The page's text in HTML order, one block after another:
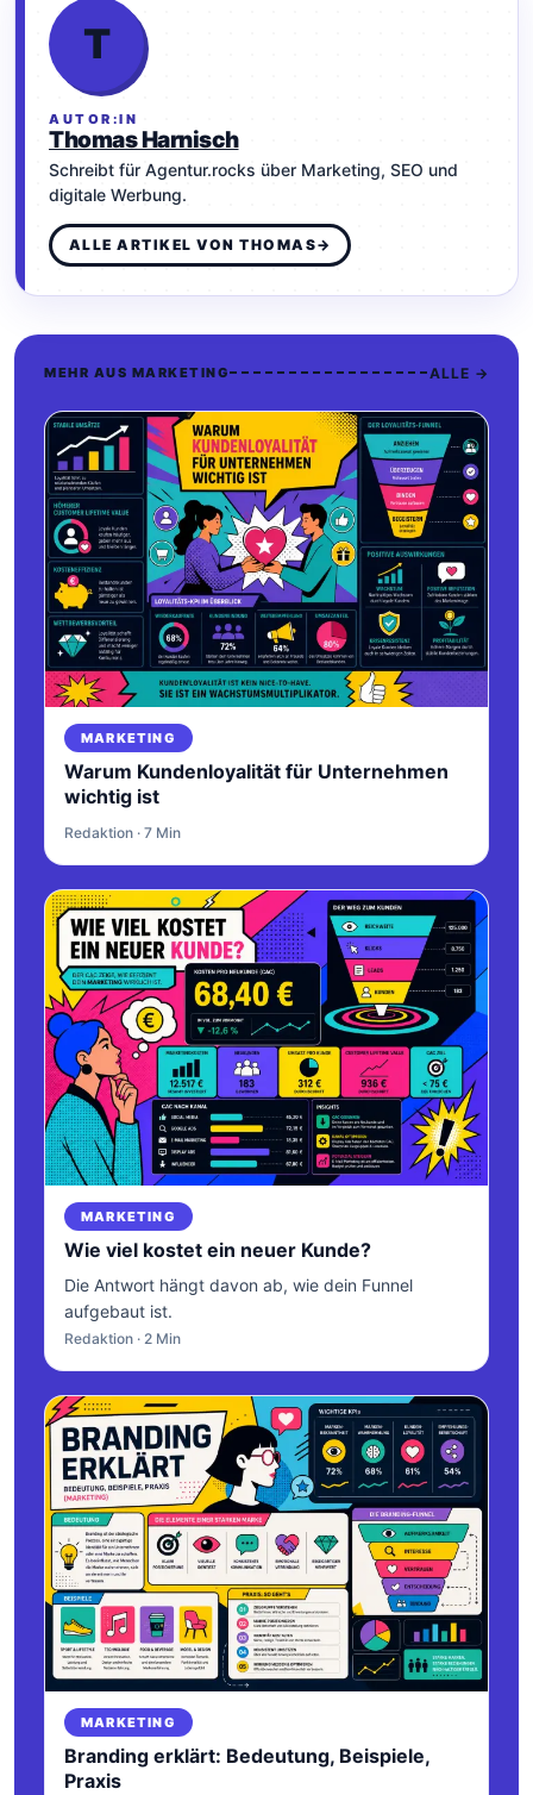
T
AUTOR:IN
Thomas Harnisch
Schreibt für Agentur.rocks über Marketing, SEO und
digitale Werbung.
ALLE ARTIKEL VON THOMAS→
MEHR AUS MARKETING ALLE →
MARKETING
Warum Kundenloyalität für Unternehmen
wichtig ist
Redaktion · 7 Min
MARKETING
Wie viel kostet ein neuer Kunde?
Die Antwort hängt davon ab, wie dein Funnel
aufgebaut ist.
Redaktion · 2 Min
MARKETING
Branding erklärt: Bedeutung, Beispiele,
Praxis